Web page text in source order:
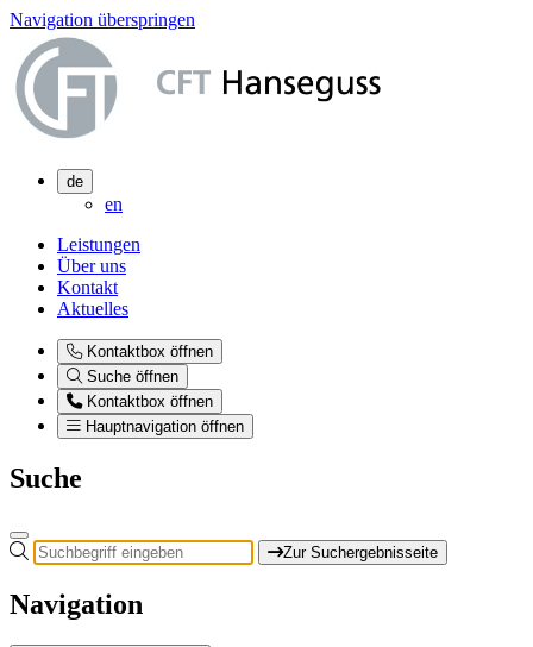
Navigation überspringen
de
en
Leistungen
Über uns
Kontakt
Aktuelles
Kontaktbox öffnen
Suche öffnen
Kontaktbox öffnen
Hauptnavigation öffnen
Suche
Zur Suchergebnisseite
Navigation